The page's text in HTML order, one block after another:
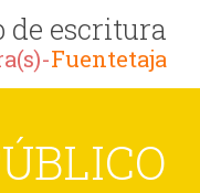
de escritura
Fuentetaja